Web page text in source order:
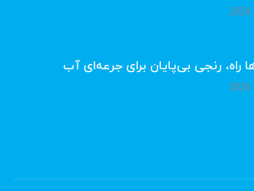
راه، رنجی بی‌پایان برای جرعه‌ای آب